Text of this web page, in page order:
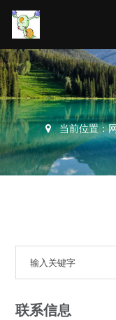
当前位置：
联系信息